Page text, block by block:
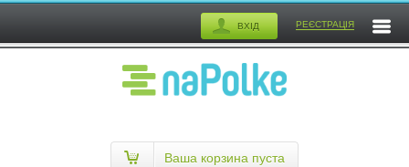
ВХІД РЕЄСТРАЦІЯ
Ваша корзина пуста